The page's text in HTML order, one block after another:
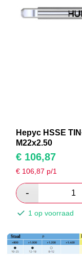
Hepyc HSSE
M22x2.50
€ 106,87
€ 106,87 p/1
1 op voorraad